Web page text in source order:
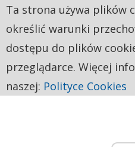
Ta strona używa plików
określić warunki
dostępu do plików
przeglądarce. Więcej
naszej: Polityce Cookies